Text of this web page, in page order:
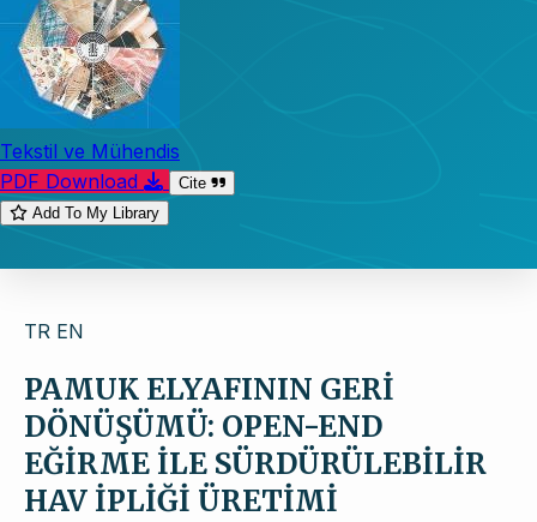
Tekstil ve Mühendis
PDF Download
Cite
Add To My Library
TR EN
PAMUK ELYAFININ GERİ
DÖNÜŞÜMÜ: OPEN-END
EĞİRME İLE SÜRDÜRÜLEBİLİR
HAV İPLİĞİ ÜRETİMİ